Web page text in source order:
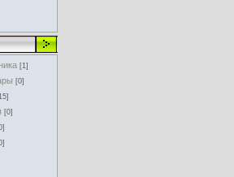
[1]
[0]
[0]